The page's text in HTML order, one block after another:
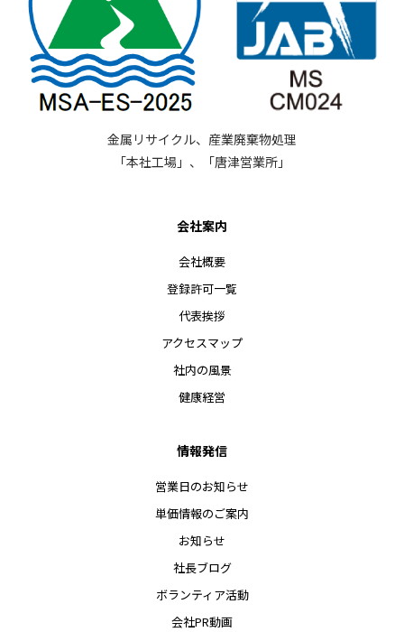
金属リサイクル、産業廃棄物処理
「本社工場」、「唐津営業所」
会社案内
会社概要
登録許可一覧
代表挨拶
アクセスマップ
社内の風景
健康経営
情報発信
営業日のお知らせ
単価情報のご案内
お知らせ
社長ブログ
ボランティア活動
会社PR動画